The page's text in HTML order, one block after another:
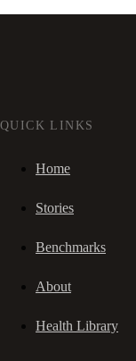
QUICK LINKS
Home
Stories
Benchmarks
About
Health Library